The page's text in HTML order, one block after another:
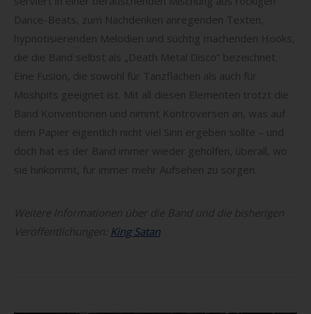
Dance-Beats, zum Nachdenken anregenden Texten,
hypnotisierenden Melodien und süchtig machenden Hooks,
die die Band selbst als „Death Metal Disco“ bezeichnet.
Eine Fusion, die sowohl für Tanzflächen als auch für
Moshpits geeignet ist. Mit all diesen Elementen trotzt die
Band Konventionen und nimmt Kontroversen an, was auf
dem Papier eigentlich nicht viel Sinn ergeben sollte – und
doch hat es der Band immer wieder geholfen, überall, wo
sie hinkommt, für immer mehr Aufsehen zu sorgen.
Weitere Informationen über die Band und die bisherigen
Veröffentlichungen: King Satan